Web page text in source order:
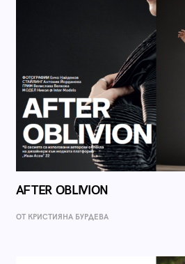
AFTER OBLIVION
ОТ КРИСТИЯНА БУРДЕВА